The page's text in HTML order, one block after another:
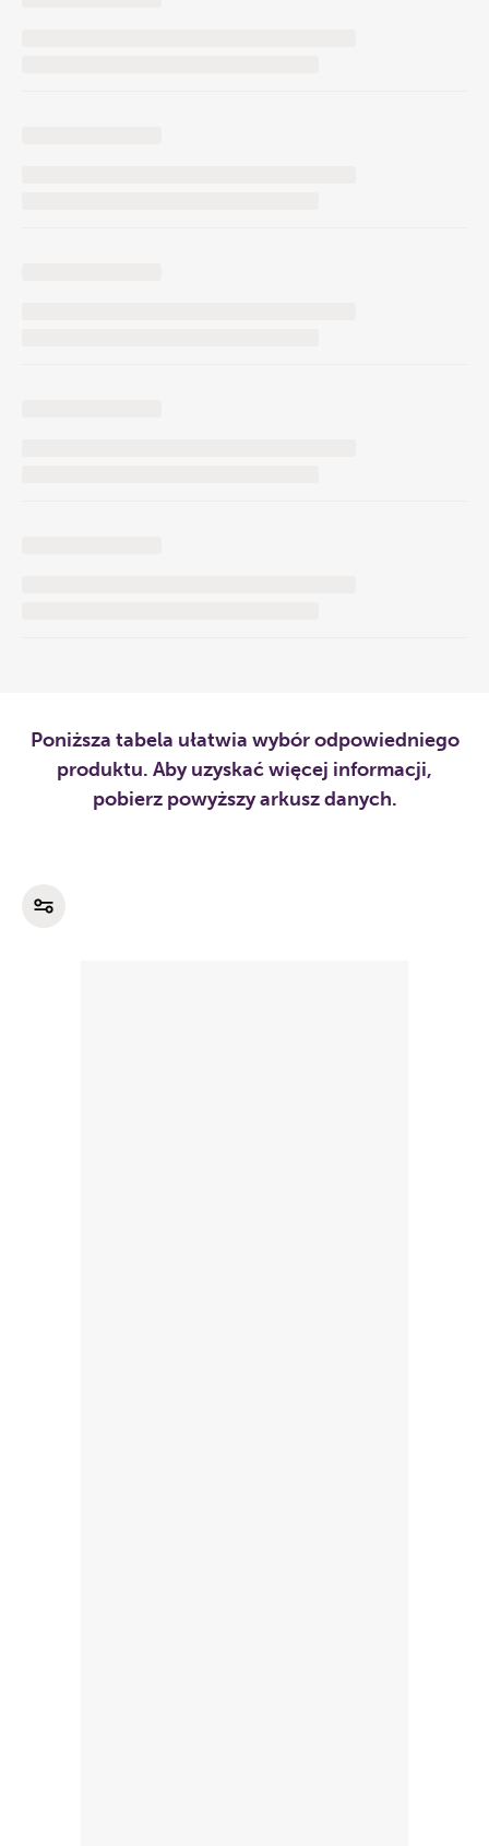
Poniższa tabela ułatwia wybór odpowiedniego
produktu. Aby uzyskać więcej informacji,
pobierz powyższy arkusz danych.